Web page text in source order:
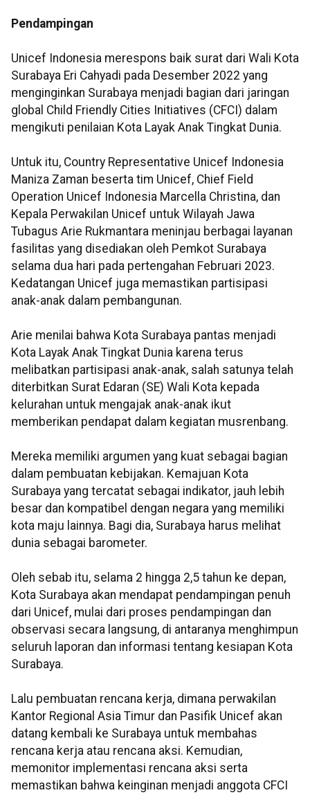
Pendampingan
Unicef Indonesia merespons baik surat dari Wali Kota
Surabaya Eri Cahyadi pada Desember 2022 yang
menginginkan Surabaya menjadi bagian dari jaringan
global Child Friendly Cities Initiatives (CFCI) dalam
mengikuti penilaian Kota Layak Anak Tingkat Dunia.
Untuk itu, Country Representative Unicef Indonesia
Maniza Zaman beserta tim Unicef, Chief Field
Operation Unicef Indonesia Marcella Christina, dan
Kepala Perwakilan Unicef untuk Wilayah Jawa
Tubagus Arie Rukmantara meninjau berbagai layanan
fasilitas yang disediakan oleh Pemkot Surabaya
selama dua hari pada pertengahan Februari 2023.
Kedatangan Unicef juga memastikan partisipasi
anak-anak dalam pembangunan.
Arie menilai bahwa Kota Surabaya pantas menjadi
Kota Layak Anak Tingkat Dunia karena terus
melibatkan partisipasi anak-anak, salah satunya telah
diterbitkan Surat Edaran (SE) Wali Kota kepada
kelurahan untuk mengajak anak-anak ikut
memberikan pendapat dalam kegiatan musrenbang.
Mereka memiliki argumen yang kuat sebagai bagian
dalam pembuatan kebijakan. Kemajuan Kota
Surabaya yang tercatat sebagai indikator, jauh lebih
besar dan kompatibel dengan negara yang memiliki
kota maju lainnya. Bagi dia, Surabaya harus melihat
dunia sebagai barometer.
Oleh sebab itu, selama 2 hingga 2,5 tahun ke depan,
Kota Surabaya akan mendapat pendampingan penuh
dari Unicef, mulai dari proses pendampingan dan
observasi secara langsung, di antaranya menghimpun
seluruh laporan dan informasi tentang kesiapan Kota
Surabaya.
Lalu pembuatan rencana kerja, dimana perwakilan
Kantor Regional Asia Timur dan Pasifik Unicef akan
datang kembali ke Surabaya untuk membahas
rencana kerja atau rencana aksi. Kemudian,
memonitor implementasi rencana aksi serta
memastikan bahwa keinginan menjadi anggota CFCI